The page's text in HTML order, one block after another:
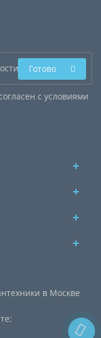
с условиями
Готово
в Москве